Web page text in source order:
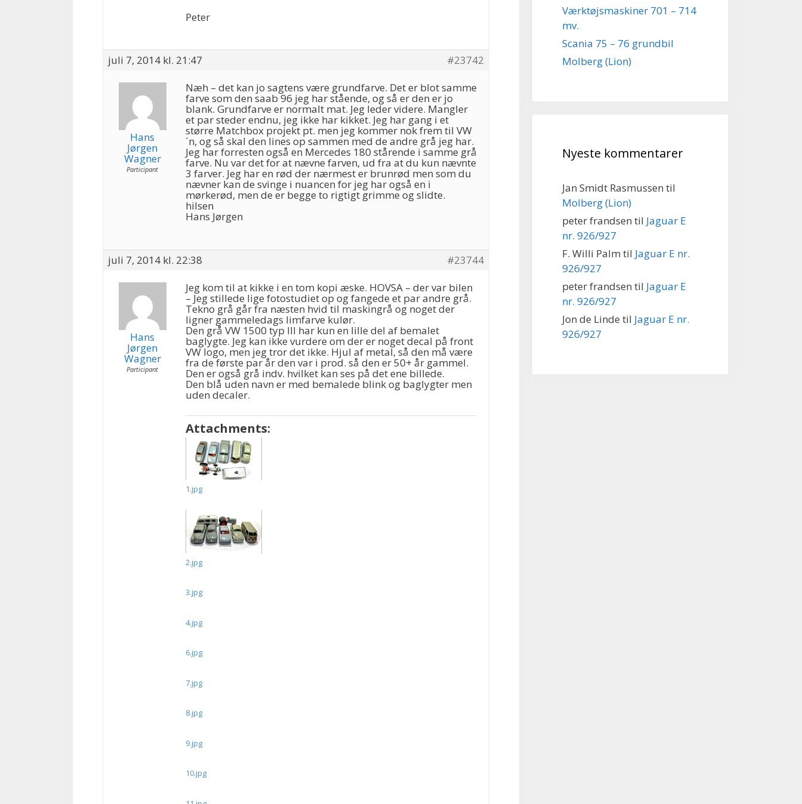
Peter
juli 7, 2014 kl. 21:47 #23742
Hans
Jørgen
Wagner
Participant
Næh – det kan jo sagtens være grundfarve. Det er blot samme
farve som den saab 96 jeg har stående, og så er den er jo
blank. Grundfarve er normalt mat. Jeg leder videre. Mangler
et par steder endnu, jeg ikke har kikket. Jeg har gang i et
større Matchbox projekt pt. men jeg kommer nok frem til VW
´n, og så skal den lines op sammen med de andre grå jeg har.
Jeg har forresten også en Mercedes 180 stårende i samme grå
farve. Nu var det for at nævne farven, ud fra at du kun nævnte
3 farver. Jeg har en rød der nærmest er brunrød men som du
nævner kan de svinge i nuancen for jeg har også en i
mørkerød, men de er begge to rigtigt grimme og slidte.
hilsen
Hans Jørgen
juli 7, 2014 kl. 22:38 #23744
Hans
Jørgen
Wagner
Participant
Jeg kom til at kikke i en tom kopi æske. HOVSA – der var bilen
– Jeg stillede lige fotostudiet op og fangede et par andre grå.
Tekno grå går fra næsten hvid til maskingrå og noget der
ligner gammeledags limfarve kulør.
Den grå VW 1500 typ III har kun en lille del af bemalet
baglygte. Jeg kan ikke vurdere om der er noget decal på front
VW logo, men jeg tror det ikke. Hjul af metal, så den må være
fra de første par år den var i prod. så den er 50+ år gammel.
Den er også grå indv. hvilket kan ses på det ene billede.
Den blå uden navn er med bemalede blink og baglygter men
uden decaler.
Attachments:
1.jpg
2.jpg
3.jpg
4.jpg
6.jpg
7.jpg
8.jpg
9.jpg
10.jpg
Værktøjsmaskiner 701 – 714
mv.
Scania 75 – 76 grundbil
Molberg (Lion)
Nyeste kommentarer
Jan Smidt Rasmussen til
Molberg (Lion)
peter frandsen til Jaguar E
nr. 926/927
F. Willi Palm til Jaguar E nr.
926/927
peter frandsen til Jaguar E
nr. 926/927
Jon de Linde til Jaguar E nr.
926/927